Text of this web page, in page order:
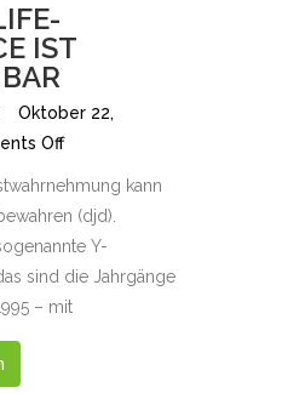
IST
Oktober 22,
Off
kann
(djd).
Y-
sind die Jahrgänge
– mit